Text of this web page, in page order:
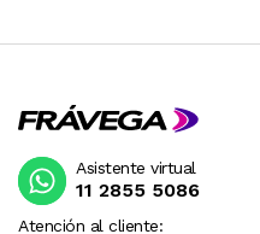
Atención al cliente:
Asistente virtual
11 2855 5086